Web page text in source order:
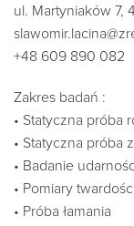
ul. Martyniaków 7,
+48 609 890 082
Zakres badań :
• Statyczna próba
• Statyczna próba
• Badanie
• Pomiary
• Próba łamania